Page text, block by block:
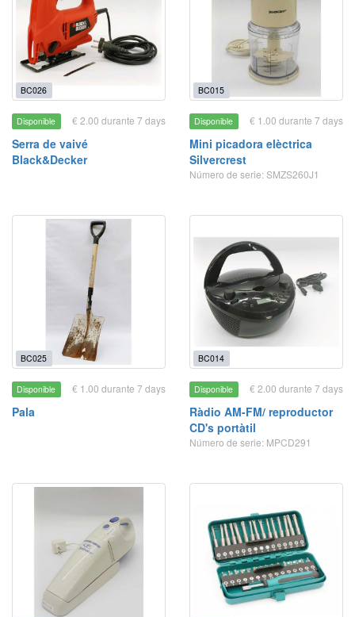
BC026
Disponible € 2.00 durante 7 days
Serra de vaivé
Black&Decker
BC015
Disponible € 1.00 durante 7 days
Mini picadora elèctrica
Silvercrest
Número de serie: SMZS260J1
BC025
Disponible € 1.00 durante 7 days
Pala
BC014
Disponible € 2.00 durante 7 days
Ràdio AM-FM/ reproductor
CD's portàtil
Número de serie: MPCD291